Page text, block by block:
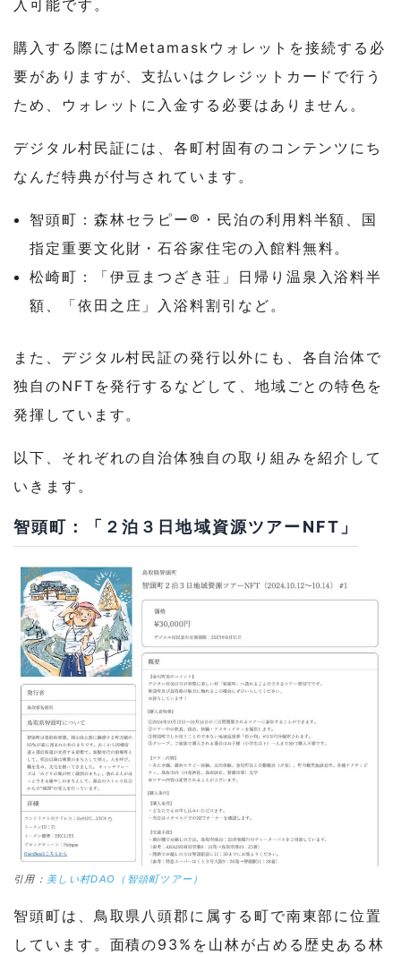
入可能です。
購入する際にはMetamaskウォレットを接続する必
要がありますが、支払いはクレジットカードで行う
ため、ウォレットに入金する必要はありません。
デジタル村民証には、各町村固有のコンテンツにち
なんだ特典が付与されています。
智頭町：森林セラピー®・民泊の利用料半額、国
指定重要文化財・石谷家住宅の入館料無料。
松崎町：「伊豆まつざき荘」日帰り温泉入浴料半
額、「依田之庄」入浴料割引など。
また、デジタル村民証の発行以外にも、各自治体で
独自のNFTを発行するなどして、地域ごとの特色を
発揮しています。
以下、それぞれの自治体独自の取り組みを紹介して
いきます。
智頭町：「２泊３日地域資源ツアーNFT」
引用： 美しい村DAO（智頭町ツアー）
智頭町は、鳥取県八頭郡に属する町で南東部に位置
しています。面積の93%を山林が占める歴史ある林